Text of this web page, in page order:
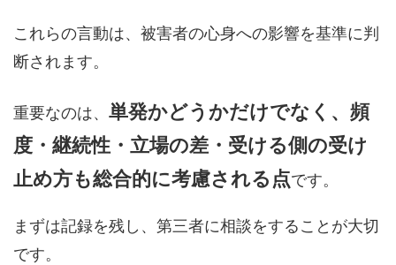
これらの言動は、被害者の心身への影響を基準に判
断されます。
重要なのは、 単発かどうかだけでなく、頻
度・継続性・立場の差・受ける側の受け
止め方も総合的に考慮される点です。
まずは記録を残し、第三者に相談をすることが大切
です。